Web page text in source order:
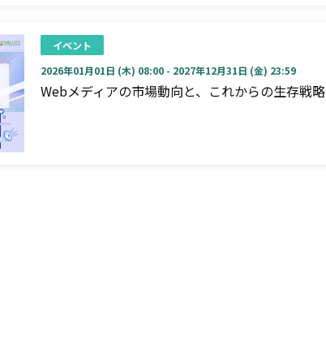
イベント
2026年01月01日 (木) 08:00 - 2027年12月31日 (金) 23:59
Webメディアの市場動向と、これからの生存戦略